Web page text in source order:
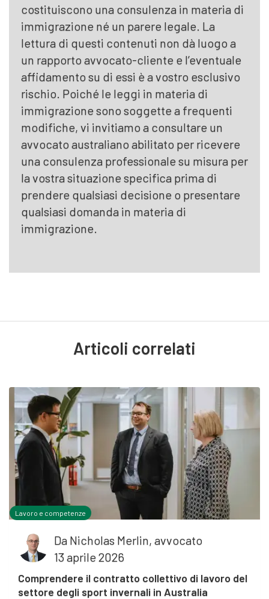
costituiscono una consulenza in materia di
immigrazione né un parere legale. La
lettura di questi contenuti non dà luogo a
un rapporto avvocato-cliente e l’eventuale
affidamento su di essi è a vostro esclusivo
rischio. Poiché le leggi in materia di
immigrazione sono soggette a frequenti
modifiche, vi invitiamo a consultare un
avvocato australiano abilitato per ricevere
una consulenza professionale su misura per
la vostra situazione specifica prima di
prendere qualsiasi decisione o presentare
qualsiasi domanda in materia di
immigrazione.
Articoli correlati
Lavoro e competenze
Da Nicholas Merlin, avvocato
13 aprile 2026
Comprendere il contratto collettivo di lavoro del
settore degli sport invernali in Australia